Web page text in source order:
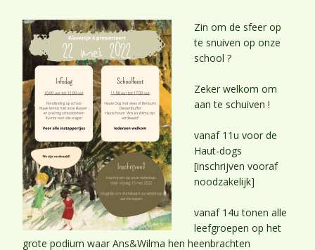
Zin om de sfeer op
te snuiven op onze
school ?
Zeker welkom om
aan te schuiven !
vanaf 11u voor de
Haut-dogs
[inschrijven vooraf
noodzakelijk]
vanaf 14u tonen alle
leefgroepen op het
grote podium waar Ans&Wilma hen heenbrachten